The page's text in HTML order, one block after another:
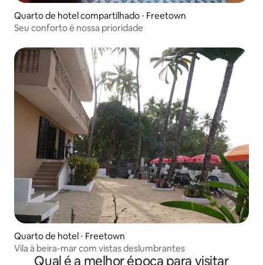
Quarto de hotel compartilhado ⋅ Freetown
Seu conforto é nossa prioridade
Quarto de hotel ⋅ Freetown
Vila à beira-mar com vistas deslumbrantes
Qual é a melhor época para visitar